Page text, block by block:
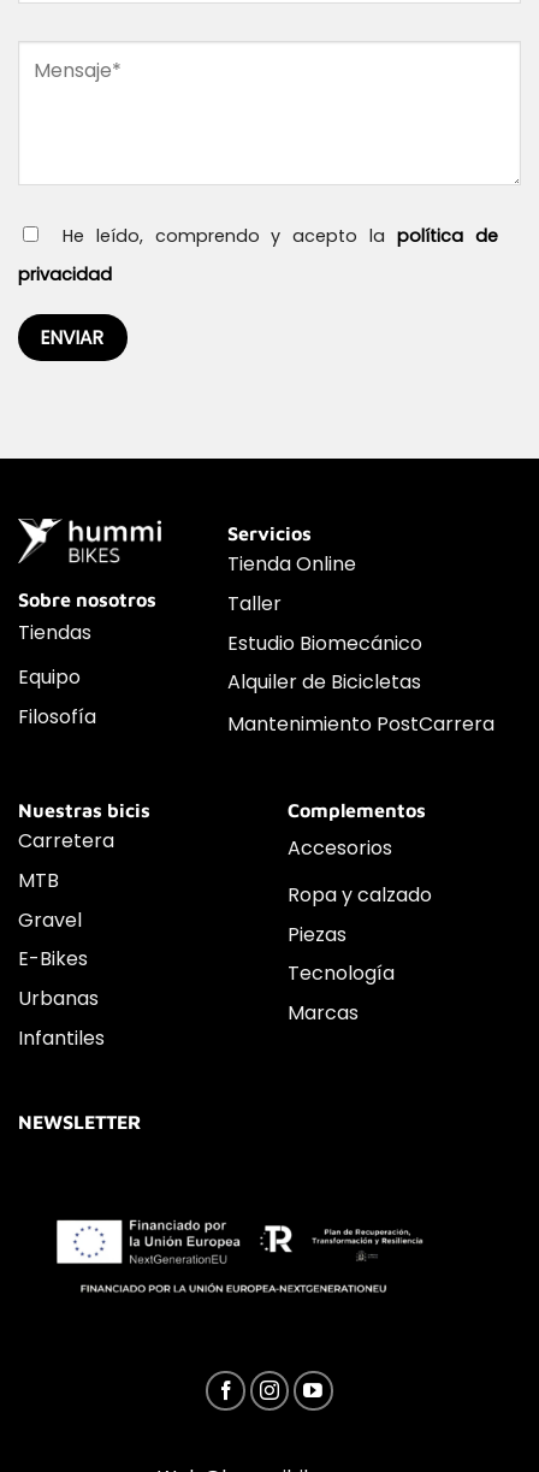
He leído, comprendo y acepto lapolítica de
privacidad
Sobre nosotros
Tiendas
Equipo
Filosofía
Servicios
Tienda Online
Taller
Estudio Biomecánico
Alquiler de Bicicletas
Mantenimiento PostCarrera
Nuestras bicis
Carretera
MTB
Gravel
E-Bikes
Urbanas
Infantiles
Complementos
Accesorios
Ropa y calzado
Piezas
Tecnología
Marcas
NEWSLETTER